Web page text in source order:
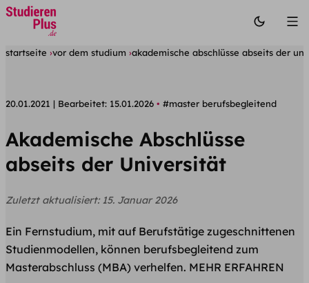
startseite vor dem studium akademische abschlüsse abseits der
20.01.2021 Bearbeitet: 15.01.2026 #master berufsbegleitend
Akademische Abschlüsse
abseits der Universität
Zuletzt aktualisiert: 15. Januar 2026
Ein Fernstudium, mit auf Berufstätige zugeschnittenen
Studienmodellen, können berufsbegleitend zum
Masterabschluss (MBA) verhelfen. MEHR ERFAHREN